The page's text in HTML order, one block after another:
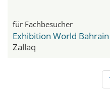
für Fachbesucher
Exhibition World Bahrain
Zallaq